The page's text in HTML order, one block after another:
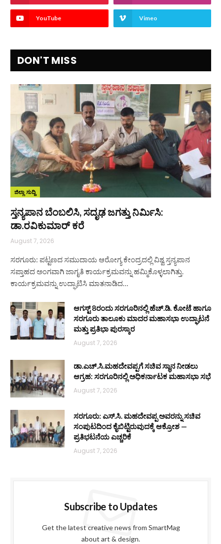
YouTube Vimeo
DON'T MISS
ಜಿಲ್ಲಾ ಸುದ್ದಿ
ಸ್ತನ್ಯಪಾನ ಬೆಂಬಲಿಸಿ, ಸದೃಢ ಜಗತ್ತು ನಿರ್ಮಿಸಿ:
ಡಾ.ರವಿಕುಮಾರ್ ಕರೆ
August 7, 2026
ಸರಗೂರು: ಪಟ್ಟಣದ ಸಮುದಾಯ ಆರೋಗ್ಯ ಕೇಂದ್ರದಲ್ಲಿ ವಿಶ್ವ ಸ್ತನ್ಯಪಾನ
ಸಪ್ತಾಹದ ಅಂಗವಾಗಿ ಜಾಗೃತಿ ಕಾರ್ಯಕ್ರಮವನ್ನು ಹಮ್ಮಿಕೊಳ್ಳಲಾಗಿತ್ತು.
ಕಾರ್ಯಕ್ರಮವನ್ನು ಉದ್ಘಾಟಿಸಿ ಮಾತನಾಡಿದ…
ಆಗಸ್ಟ್ 8ರಂದು ಸರಗೂರಿನಲ್ಲಿ ಹೆಚ್.ಡಿ. ಕೋಟೆ ಹಾಗೂ
ಸರಗೂರು ತಾಲೂಕು ಮಾದರ ಮಹಾಸಭಾ ಉದ್ಘಾಟನೆ
ಮತ್ತು ಪ್ರತಿಭಾ ಪುರಸ್ಕಾರ
August 7, 2026
ಡಾ.ಎಚ್.ಸಿ.ಮಹದೇವಪ್ಪಗೆ ಸಚಿವ ಸ್ಥಾನ ನೀಡಲು
ಆಗ್ರಹ: ಸರಗೂರಿನಲ್ಲಿ ಅಧಿಕರ್ನಾಟಕ ಮಹಾಸಭಾ ಸಭೆ
August 7, 2026
ಸರಗೂರು: ಎಸ್.ಸಿ. ಮಹದೇವಪ್ಪ ಅವರನ್ನು ಸಚಿವ
ಸಂಪುಟದಿಂದ ಕೈಬಿಟ್ಟಿರುವುದಕ್ಕೆ ಆಕ್ರೋಶ —
ಪ್ರತಿಭಟನೆಯ ಎಚ್ಚರಿಕೆ
August 7, 2026
Subscribe to Updates
Get the latest creative news from SmartMag
about art & design.